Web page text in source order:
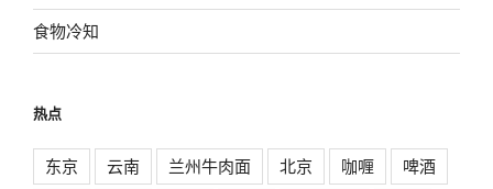
食物冷知
热点
东京 云南 兰州牛肉面 北京 咖喱
啤酒